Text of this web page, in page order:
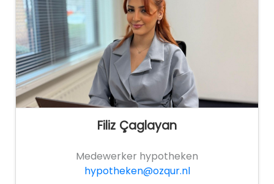
Filiz Çaglayan
Medewerker hypotheken
hypotheken@ozqur.nl